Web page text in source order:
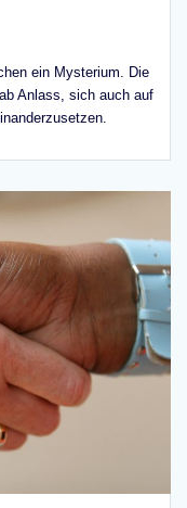
ein Mysterium. Die
Anlass, sich auch auf